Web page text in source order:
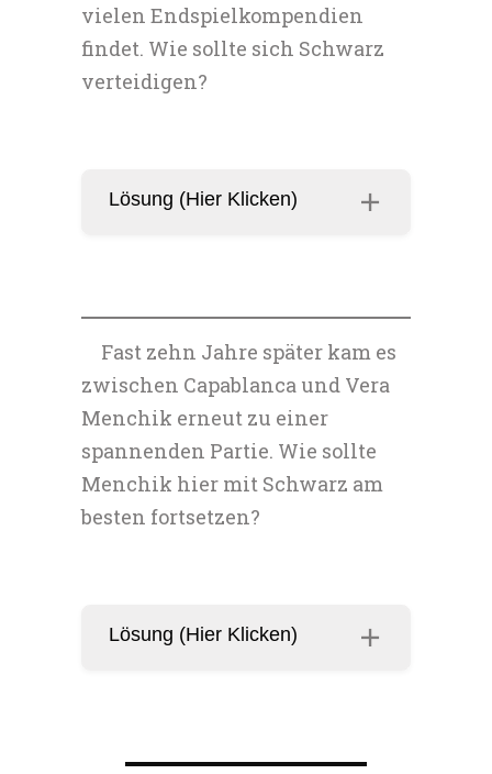
vielen Endspielkompendien
findet. Wie sollte sich Schwarz
verteidigen?
Lösung (Hier Klicken)
Fast zehn Jahre später kam es
zwischen Capablanca und Vera
Menchik erneut zu einer
spannenden Partie. Wie sollte
Menchik hier mit Schwarz am
besten fortsetzen?
Lösung (Hier Klicken)